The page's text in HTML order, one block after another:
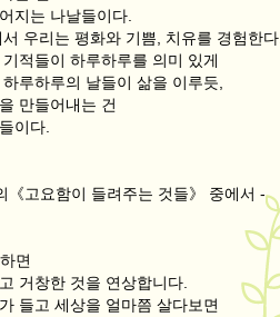
지는 나날들이다.
우리는 평화와 기쁨, 치유를 경험한다.
적들이 하루하루를 의미 있게
루하루의 날들이 삶을 이루듯,
만들어내는 건
이다.
《고요함이 들려주는 것들》 중에서 -
면
거창한 것을 연상합니다.
들고 세상을 얼마쯤 살다보면